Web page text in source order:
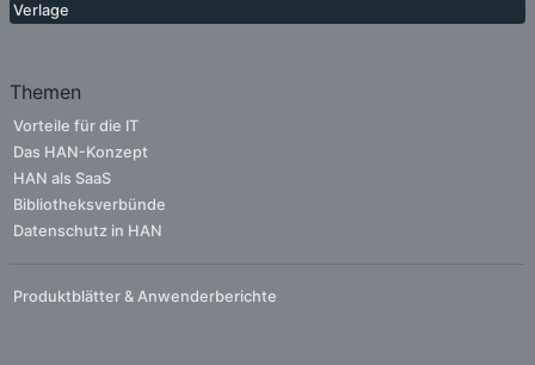
Verlage
Themen
Vorteile für die IT
Das HAN-Konzept
HAN als SaaS
Bibliotheksverbünde
Datenschutz in HAN
Produktblätter & Anwenderberichte